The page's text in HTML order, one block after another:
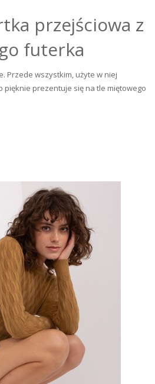
przejściowa z
futerka
Przede wszystkim, użyte w niej
prezentuje się na tle miętowego